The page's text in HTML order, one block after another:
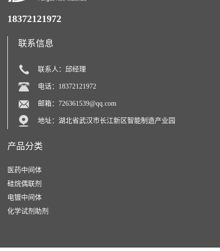
18372121972
联系信息
联系人：邱经理
电话：18372121972
邮箱： 726361539@qq.com
地址：湖北省武汉市长江新区智能制造产业园
产品分类
医药中间体
硅烷偶联剂
电镀中间体
化学试剂助剂